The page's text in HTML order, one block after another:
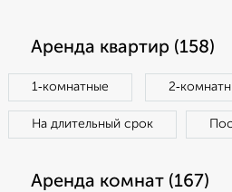
Аренда квартир (158)
1‑комнатные
На длительный срок
Аренда комнат (167)